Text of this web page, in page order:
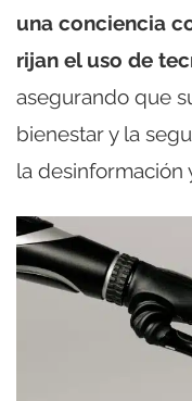
una conciencia
rijan el uso de
asegurando que
bienestar y la
la desinformación